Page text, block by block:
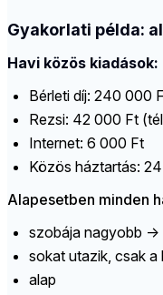
Gyakorlati példa:
Havi közös kiadások:
Bérleti díj: 240 000
Rezsi: 42 000 Ft
Internet: 6 000 Ft
Közös háztartás:
Alapesetben minden
szobája nagyobb →
sokat utazik, csak
alap